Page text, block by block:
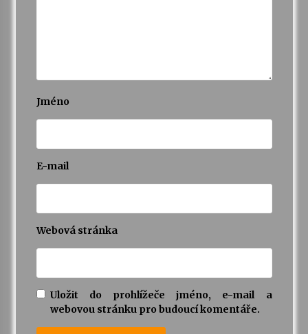
Jméno
E-mail
Webová stránka
Uložit do prohlížeče jméno, e-mail a
webovou stránku pro budoucí komentáře.